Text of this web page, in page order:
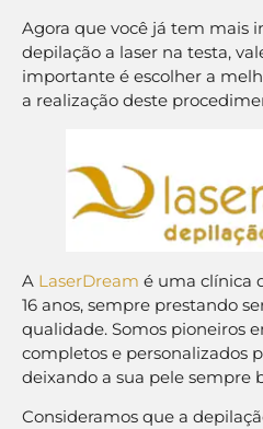
Agora que você já tem mais
depilação a laser na testa,
importante é escolher a
a realização deste
A LaserDream é uma clínica
16 anos, sempre prestando
qualidade. Somos pioneiros
completos e personalizados
deixando a sua pele sempre
Consideramos que a